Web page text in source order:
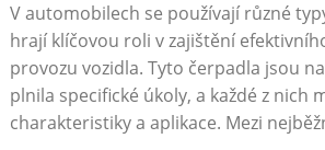
V ​automobilech ​se používají různé
hrají klíčovou roli v⁢ zajištění⁢
⁣provozu vozidla. ‍Tyto čerpadla jsou
plnila specifické‍ úkoly, a každé z⁢ nich
charakteristiky a⁢ aplikace.‌ Mezi